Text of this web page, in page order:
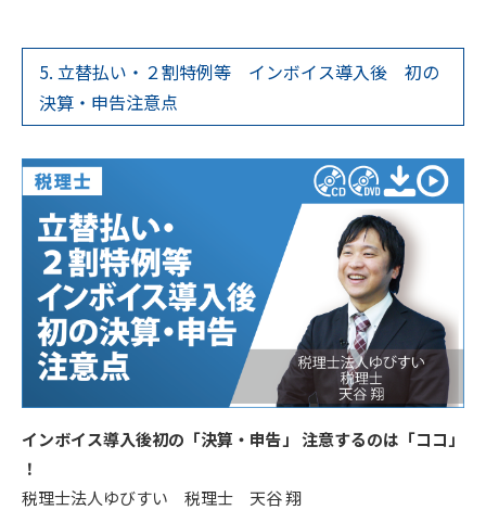
5. 立替払い・２割特例等 インボイス導入後 初の
決算・申告注意点
インボイス導入後初の「決算・申告」 注意するのは「ココ」
！
税理士法人ゆびすい 税理士 天谷 翔